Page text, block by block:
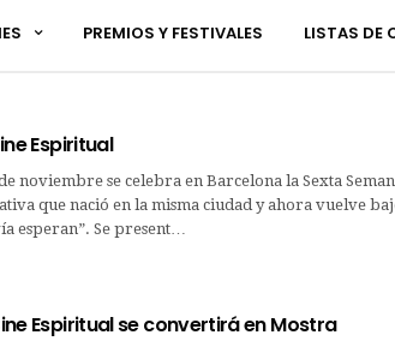
PREMIOS Y FESTIVALES LISTAS DE
Espiritual
noviembre se celebra en Barcelona la Sexta
que nació en la misma ciudad y ahora vuelve
esperan”. Se present…
Espiritual se convertirá en Mostra